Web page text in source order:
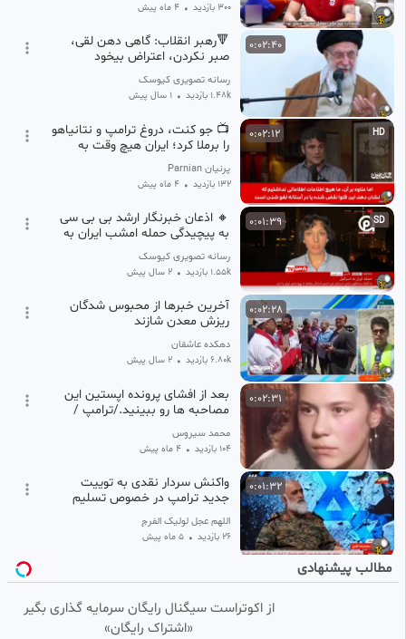
300 بازدید • 4 ماه پیش
0:02:40
🔻رهبر انقلاب: گاهی دهن لقی،
صبر نکردن، اعتراض بیخود
رسانه تصویری کیوسک
1.48k بازدید • 1 سال پیش
HD
0:02:12
📺 جو کنت، دروغ ترامپ و نتانیاهو
را برملا کرد؛ ایران هیچ وقت به
سمت ساخت سلاح هسته ای نرفته
پرنیان Parnian
132 بازدید • 4 ماه پیش
SD
0:01:39
🔸 اذعان خبرنگار ارشد بی بی سی
به پیچیدگی حمله امشب ایران به
رژیم صهیونیستی؛ گنب
رسانه تصویری کیوسک
1.55k بازدید • 2 سال پیش
0:02:28
آخرین خبرها از محبوس شدگان
ریزش معدن شازند
دهکده عاشقان
6.80k بازدید • 2 سال پیش
0:02:31
بعد از افشای پرونده اپستین این
مصاحبه ها رو ببینید./ترامپ /
محمد سیروس
104 بازدید • 4 ماه پیش
0:01:32
واکنش سردار نقدی به توییت
جدید ترامپ در خصوص تسلیم
ایران: به زودی تکلیف ترامپ را در
میدان
اللهم عجل لولیک الفرج
26 بازدید • 5 ماه پیش
SD
۱۵ساله افغانستان توسط پلیس
ایرانa.b
• 2 سال پیش
مطالب پیشنهادی
از اکوتراست سیگنال رایگان سرمایه گذاری بگیر
«اشتراک رایگان»